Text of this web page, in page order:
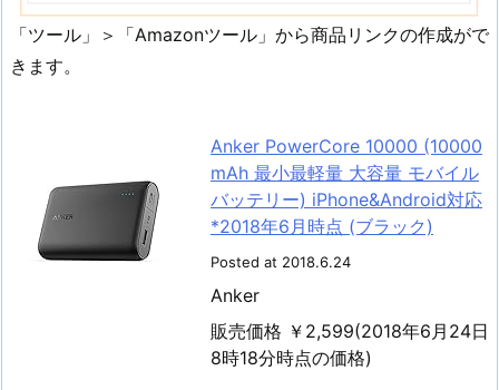
「ツール」＞「Amazonツール」から商品リンクの作成がで
きます。
Anker PowerCore 10000 (10000
mAh 最小最軽量 大容量 モバイル
バッテリー) iPhone&Android対応
*2018年6月時点 (ブラック)
Posted at 2018.6.24
Anker
販売価格 ￥2,599(2018年6月24日
8時18分時点の価格)